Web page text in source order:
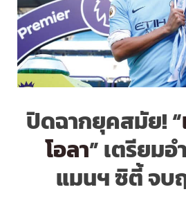
ปิดฉากยุคสมัย! “
โอลา” เตรียม
แมนฯ ซิตี้ จบ